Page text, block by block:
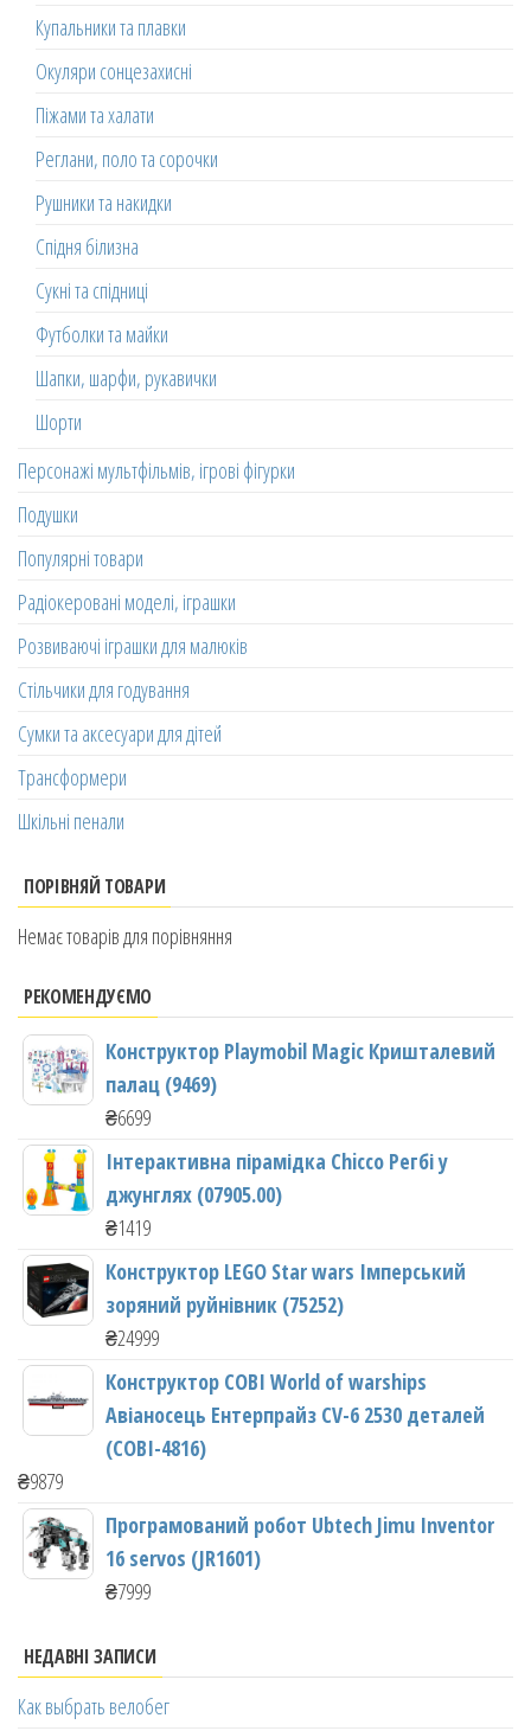
Купальники та плавки
Окуляри сонцезахисні
Піжами та халати
Реглани, поло та сорочки
Рушники та накидки
Спідня білизна
Сукні та спідниці
Футболки та майки
Шапки, шарфи, рукавички
Шорти
Персонажі мультфільмів, ігрові фігурки
Подушки
Популярні товари
Радіокеровані моделі, іграшки
Розвиваючі іграшки для малюків
Стільчики для годування
Сумки та аксесуари для дітей
Трансформери
Шкільні пенали
ПОРІВНЯЙ ТОВАРИ
Немає товарів для порівняння
РЕКОМЕНДУЄМО
Конструктор Playmobil Magic Кришталевий
палац (9469)
₴6699
Інтерактивна пірамідка Chicco Регбі у
джунглях (07905.00)
₴1419
Конструктор LEGO Star wars Імперський
зоряний руйнівник (75252)
₴24999
Конструктор COBI World of warships
Авіаносець Ентерпрайз CV-6 2530 деталей
(COBI-4816)
₴9879
Програмований робот Ubtech Jimu Inventor
16 servos (JR1601)
₴7999
НЕДАВНІ ЗАПИСИ
Как выбрать велобег